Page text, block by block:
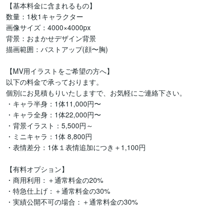
【基本料金に含まれるもの】
数量：1枚1キャラクター
画像サイズ：4000×4000px
背景：おまかせデザイン背景
描画範囲：バストアップ(顔〜胸)
【MV用イラストをご希望の方へ】
以下の料金で承っております。
個別にお見積もりいたしますで、お気軽にご連絡下さい。
・キャラ半身：1体11,000円〜
・キャラ全身：1体22,000円〜
・背景イラスト：5,500円～
・ミニキャラ：1体 8,800円
・表情差分：1体１表情追加につき＋1,100円
【有料オプション】
・商用利用：＋通常料金の20%
・特急仕上げ：＋通常料金の30%
・実績公開不可の場合：＋通常料金の30%